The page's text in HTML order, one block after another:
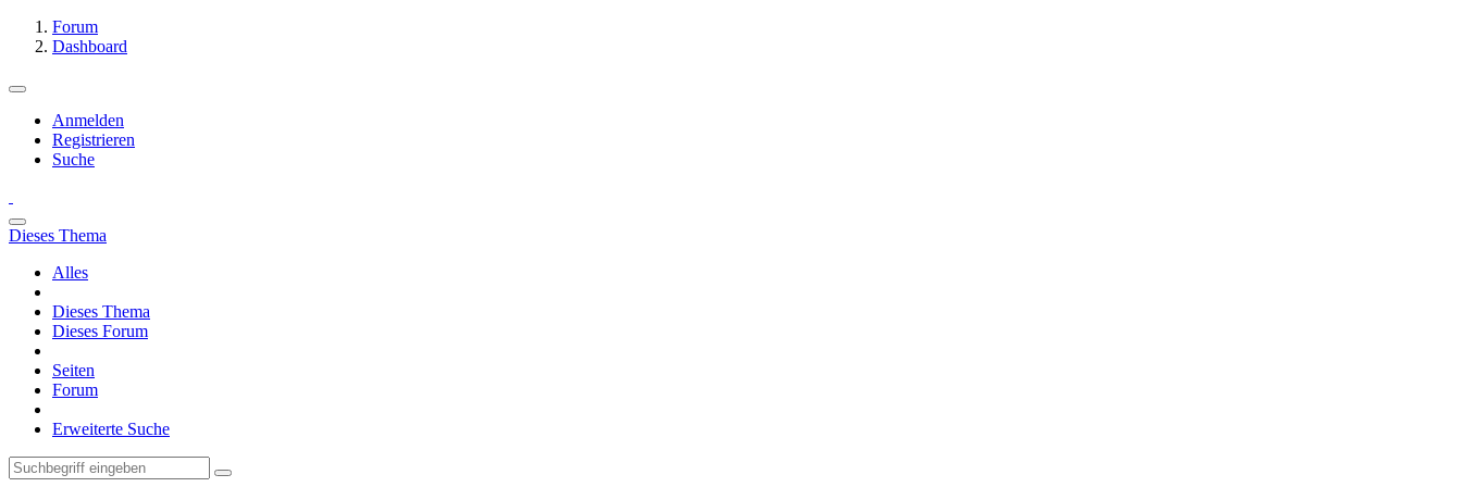
Forum
Dashboard
Anmelden
Registrieren
Suche
Dieses Thema
Alles
Dieses Thema
Dieses Forum
Seiten
Forum
Erweiterte Suche